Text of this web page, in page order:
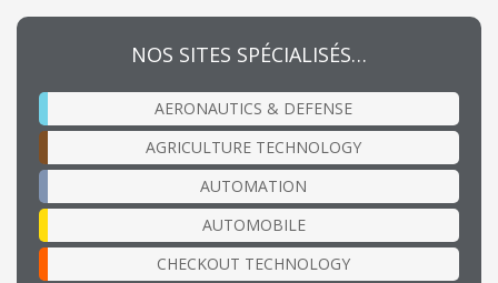
NOS SITES SPÉCIALISÉS…
AERONAUTICS & DEFENSE
AGRICULTURE TECHNOLOGY
AUTOMATION
AUTOMOBILE
CHECKOUT TECHNOLOGY